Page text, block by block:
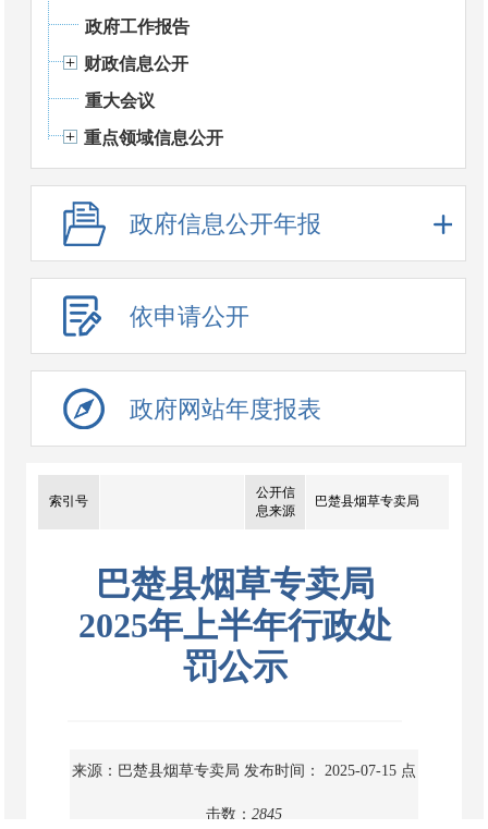
政府工作报告
财政信息公开
重大会议
重点领域信息公开
政府信息公开年报
依申请公开
政府网站年度报表
索引号
公开信
息来源
巴楚县烟草专卖局
巴楚县烟草专卖局
2025年上半年行政处
罚公示
来源：巴楚县烟草专卖局 发布时间： 2025-07-15 点
击数： 2845